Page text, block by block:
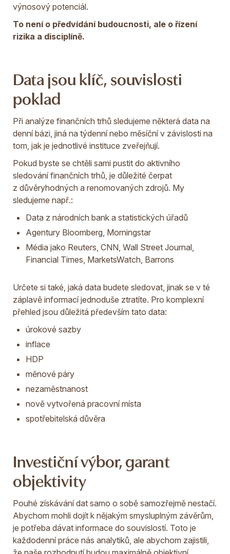
výnosový potenciál.
To není o předvídání budoucnosti, ale o řízení
rizika a disciplíně.
Data jsou klíč, souvislosti
poklad
Při analýze finančních trhů sledujeme některá data na
denní bázi, jiná na týdenní nebo měsíční v závislosti na
tom, jak je jednotlivé instituce zveřejňují.
Pokud byste se chtěli sami pustit do aktivního
sledování finančních trhů, je důležité čerpat
z důvěryhodných a renomovaných zdrojů. My
sledujeme např.:
Data z národních bank a statistických úřadů
Agentury Bloomberg, Morningstar
Média jako Reuters, CNN, Wall Street Journal,
Financial Times, MarketsWatch, Barrons
Určete si také, jaká data budete sledovat, jinak se v té
záplavě informací jednoduše ztratíte. Pro komplexní
přehled jsou důležitá především tato data:
úrokové sazby
inflace
HDP
měnové páry
nezaměstnanost
nově vytvořená pracovní místa
spotřebitelská důvěra
Investiční výbor, garant
objektivity
Pouhé získávání dat samo o sobě samozřejmě nestačí.
Abychom mohli dojít k nějakým smysluplným závěrům,
je potřeba dávat informace do souvislostí. Toto je
každodenní práce nás analytiků, ale abychom zajistili,